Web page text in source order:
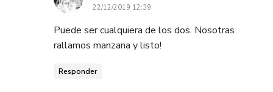
22/12/2019 12:39
Puede ser cualquiera de los dos. Nosotras
rallamos manzana y listo!
Responder